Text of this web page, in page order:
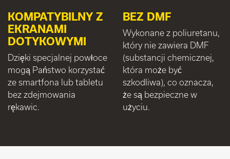
KOMPATYBILNY Z
EKRANAMI
DOTYKOWYMI
Dzięki specjalnej powłoce
mogą Państwo korzystać
ze smartfona lub tabletu
bez zdejmowania
rękawic.
BEZ DMF
Wykonane z poliuretanu,
który nie zawiera DMF
(substancji chemicznej,
która może być
szkodliwa), co oznacza,
że są bezpieczne w
użyciu.